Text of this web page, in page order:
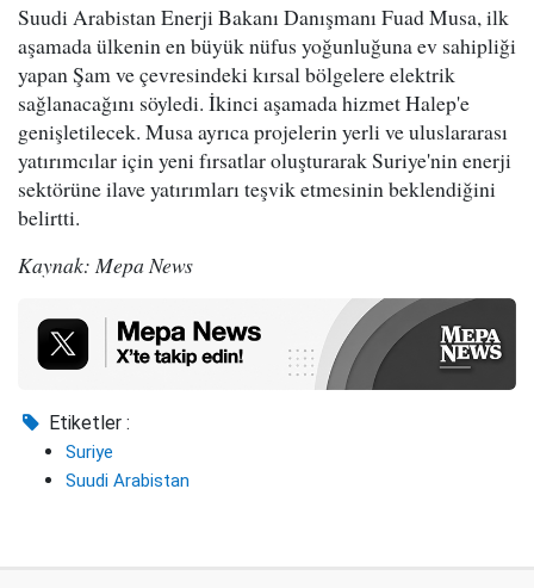
Suudi Arabistan Enerji Bakanı Danışmanı Fuad Musa, ilk
aşamada ülkenin en büyük nüfus yoğunluğuna ev sahipliği
yapan Şam ve çevresindeki kırsal bölgelere elektrik
sağlanacağını söyledi. İkinci aşamada hizmet Halep'e
genişletilecek. Musa ayrıca projelerin yerli ve uluslararası
yatırımcılar için yeni fırsatlar oluşturarak Suriye'nin enerji
sektörüne ilave yatırımları teşvik etmesinin beklendiğini
belirtti.
Kaynak: Mepa News
Etiketler :
Suriye
Suudi Arabistan